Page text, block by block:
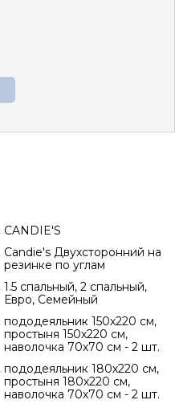
CANDIE'S
Candie's Двухсторонний на
резинке по углам
1.5 спальный, 2 спальный,
Евро, Семейный
пододеяльник 150х220 см,
простыня 150х220 см,
наволочка 70х70 см - 2 шт.
пододеяльник 180х220 см,
простыня 180х220 см,
наволочка 70х70 см - 2 шт.